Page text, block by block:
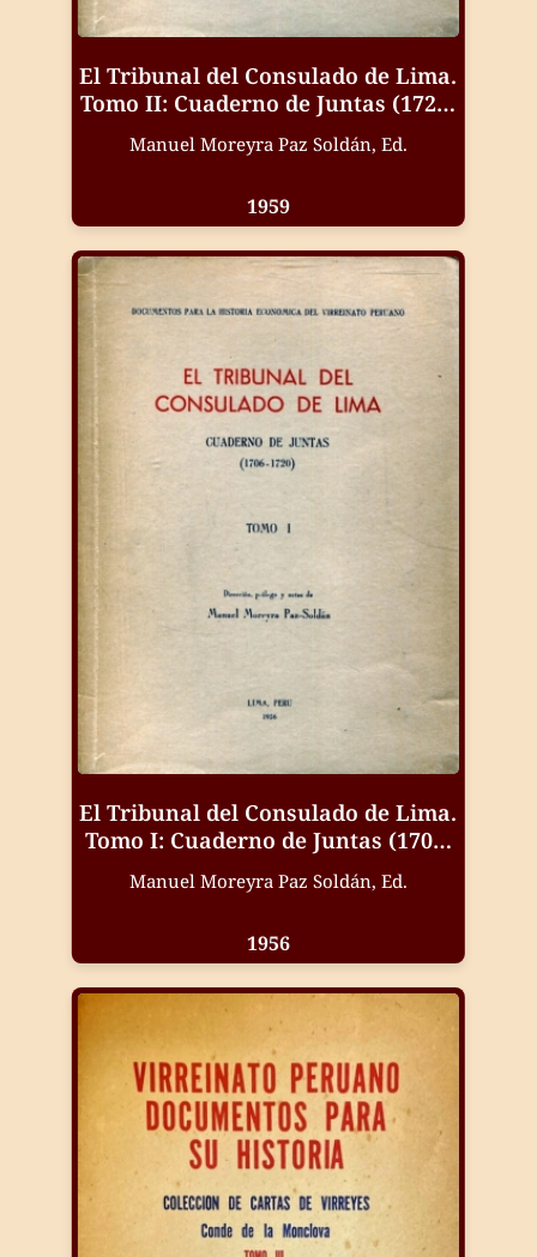
El Tribunal del Consulado de Lima.
Tomo II: Cuaderno de Juntas (1720-
Manuel Moreyra Paz Soldán, Ed.
1959
El Tribunal del Consulado de Lima.
Tomo I: Cuaderno de Juntas (1706-
Manuel Moreyra Paz Soldán, Ed.
1956